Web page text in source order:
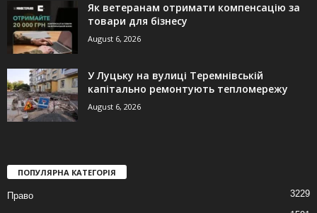
Як ветеранам отримати компенсацію за
товари для бізнесу
August 6, 2026
У Луцьку на вулиці Теремнівській
капітально ремонтують тепломережу
August 6, 2026
ПОПУЛЯРНА КАТЕГОРІЯ
Право 3229